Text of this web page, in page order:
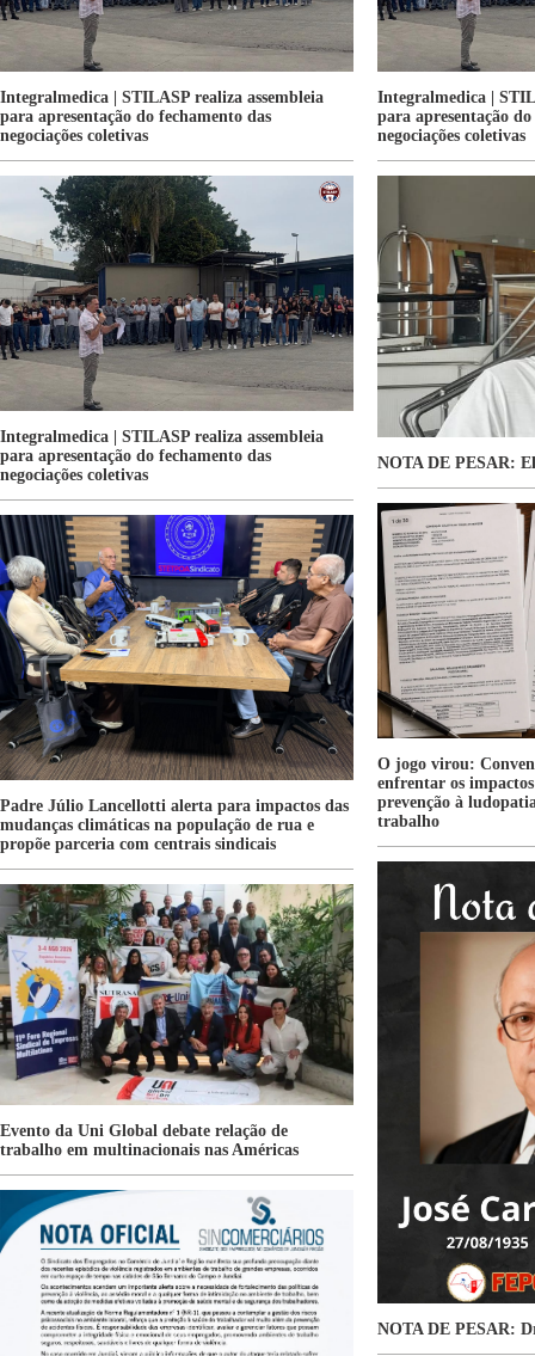
Integralmedica | STILASP realiza assembleia
para apresentação do fechamento das
negociações coletivas
Integralmedica |
para apresentação
negociações coletivas
Integralmedica | STILASP realiza assembleia
para apresentação do fechamento das
negociações coletivas
NOTA DE PESAR:
O jogo virou:
enfrentar os
prevenção à
trabalho
Padre Júlio Lancellotti alerta para impactos das
mudanças climáticas na população de rua e
propõe parceria com centrais sindicais
NOTA DE PESAR:
Evento da Uni Global debate relação de
trabalho em multinacionais nas Américas